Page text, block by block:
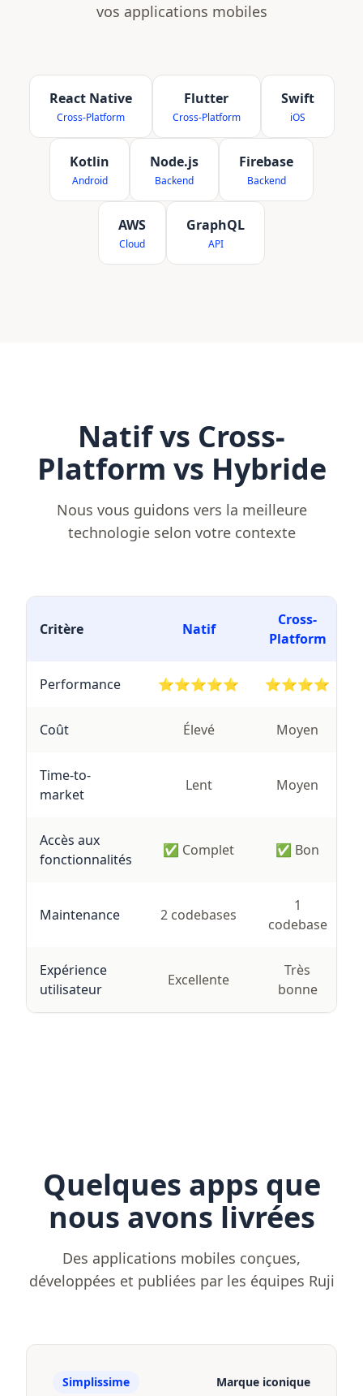
vos applications mobiles
React Native
Cross-Platform
Flutter
Cross-Platform
Swift
iOS
Kotlin
Android
Node.js
Backend
Firebase
Backend
AWS
Cloud
GraphQL
API
Natif vs Cross-
Platform vs Hybride
Nous vous guidons vers la meilleure
technologie selon votre contexte
Critère Natif
Cross-
Platform
Performance ⭐⭐⭐⭐⭐ ⭐⭐⭐⭐
Coût Élevé Moyen
Time-to-
market
Lent Moyen
Accès aux
fonctionnalités
✅ Complet ✅ Bon
Maintenance 2 codebases
1
codebase
Expérience
utilisateur
Excellente
Très
bonne
Quelques apps que
nous avons livrées
Des applications mobiles conçues,
développées et publiées par les équipes Ruji
Simplissime Marque iconique